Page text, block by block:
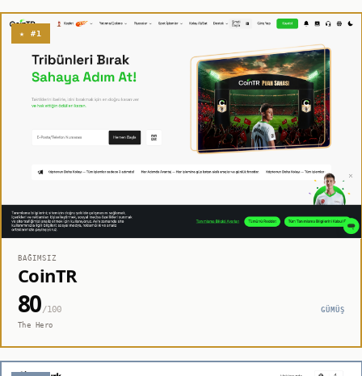
★ #1
BAĞIMSIZ
CoinTR
80/100
GÜMÜŞ
The Hero